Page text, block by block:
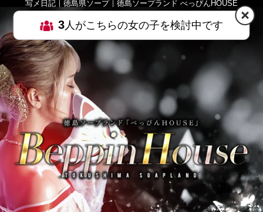
写メ日記｜徳島県ソープ｜徳島ソープランド べっぴんHOUSE
MENU
3人がこちらの女の子を検討中です